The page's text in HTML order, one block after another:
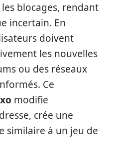
blocages, rendant
incertain. En
doivent
les nouvelles
ou des réseaux
Ce
modifie
crée une
similaire à un jeu de